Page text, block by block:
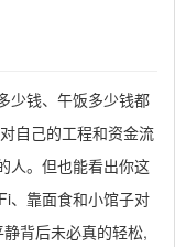
少钱、午饭多少钱都
自己的工程和资金流
人。但也能看出你这
、靠面食和小馆子对
背后未必真的轻松,